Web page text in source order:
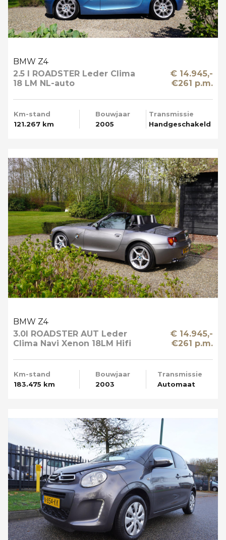
BMW Z4
2.5 I ROADSTER Leder Clima
18 LM NL-auto
€ 14.945,-
€261 p.m.
Km-stand
121.267 km
Bouwjaar
2005
Transmissie
Handgeschakeld
BMW Z4
3.0I ROADSTER AUT Leder
Clima Navi Xenon 18LM Hifi
€ 14.945,-
€261 p.m.
Km-stand
183.475 km
Bouwjaar
2003
Transmissie
Automaat